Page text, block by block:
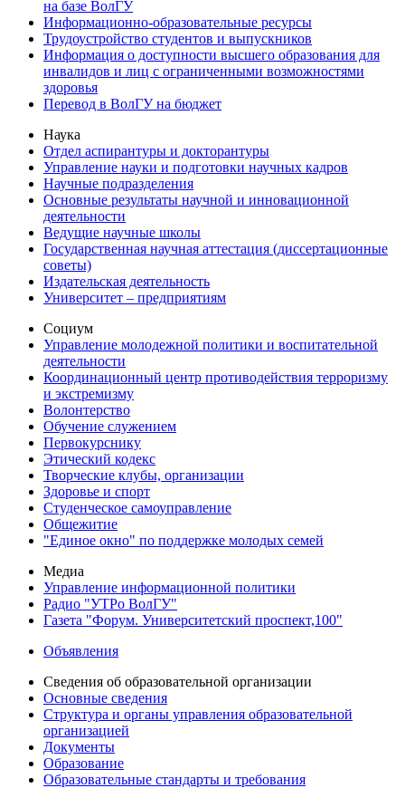
на базе ВолГУ
Информационно-образовательные ресурсы
Трудоустройство студентов и выпускников
Информация о доступности высшего образования для
инвалидов и лиц с ограниченными возможностями
здоровья
Перевод в ВолГУ на бюджет
Наука
Отдел аспирантуры и докторантуры
Управление науки и подготовки научных кадров
Научные подразделения
Основные результаты научной и инновационной
деятельности
Ведущие научные школы
Государственная научная аттестация (диссертационные
советы)
Издательская деятельность
Университет – предприятиям
Социум
Управление молодежной политики и воспитательной
деятельности
Координационный центр противодействия терроризму
и экстремизму
Волонтерство
Обучение служением
Первокурснику
Этический кодекс
Творческие клубы, организации
Здоровье и спорт
Студенческое самоуправление
Общежитие
"Единое окно" по поддержке молодых семей
Медиа
Управление информационной политики
Радио "УТРо ВолГУ"
Газета "Форум. Университетский проспект,100"
Объявления
Сведения об образовательной организации
Основные сведения
Структура и органы управления образовательной
организацией
Документы
Образование
Образовательные стандарты и требования